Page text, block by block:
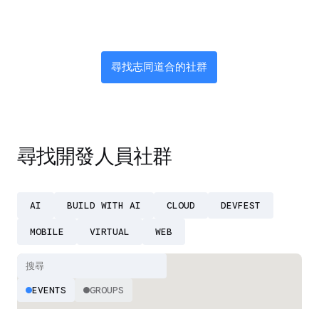
尋找志同道合的社群
尋找開發人員社群
AI BUILD WITH AI CLOUD DEVFEST
MOBILE VIRTUAL WEB
EVENTS GROUPS